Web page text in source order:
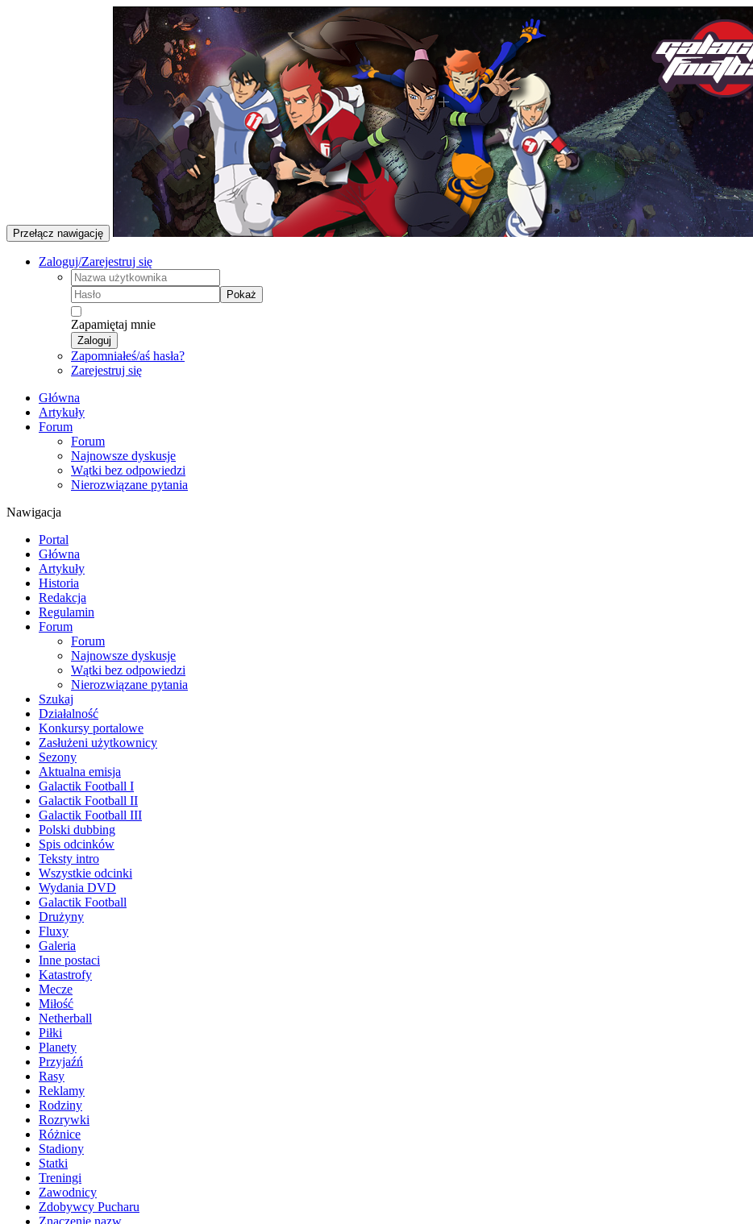
Przełącz nawigację
Zaloguj/Zarejestruj się
Pokaż
Zapamiętaj mnie
Zaloguj
Zapomniałeś/aś hasła?
Zarejestruj się
Główna
Artykuły
Forum
Forum
Najnowsze dyskusje
Wątki bez odpowiedzi
Nierozwiązane pytania
Nawigacja
Portal
Główna
Artykuły
Historia
Redakcja
Regulamin
Forum
Forum
Najnowsze dyskusje
Wątki bez odpowiedzi
Nierozwiązane pytania
Szukaj
Działalność
Konkursy portalowe
Zasłużeni użytkownicy
Sezony
Aktualna emisja
Galactik Football I
Galactik Football II
Galactik Football III
Polski dubbing
Spis odcinków
Teksty intro
Wszystkie odcinki
Wydania DVD
Galactik Football
Drużyny
Fluxy
Galeria
Inne postaci
Katastrofy
Mecze
Miłość
Netherball
Piłki
Planety
Przyjaźń
Rasy
Reklamy
Rodziny
Rozrywki
Różnice
Stadiony
Statki
Treningi
Zawodnicy
Zdobywcy Pucharu
Znaczenie nazw